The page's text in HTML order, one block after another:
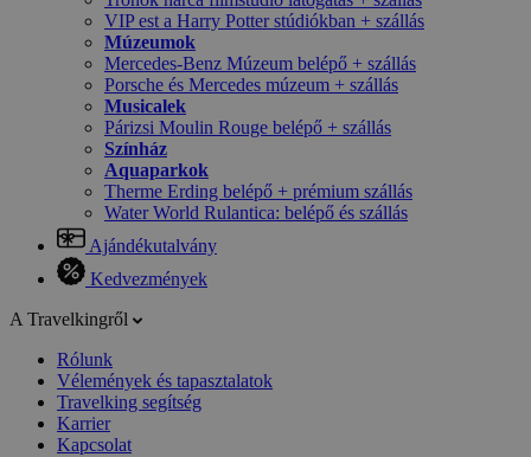
VIP est a Harry Potter stúdiókban + szállás
Múzeumok
Mercedes-Benz Múzeum belépő + szállás
Porsche és Mercedes múzeum + szállás
Musicalek
Párizsi Moulin Rouge belépő + szállás
Színház
Aquaparkok
Therme Erding belépő + prémium szállás
Water World Rulantica: belépő és szállás
Ajándékutalvány
Kedvezmények
A Travelkingről
Rólunk
Vélemények és tapasztalatok
Travelking segítség
Karrier
Kapcsolat